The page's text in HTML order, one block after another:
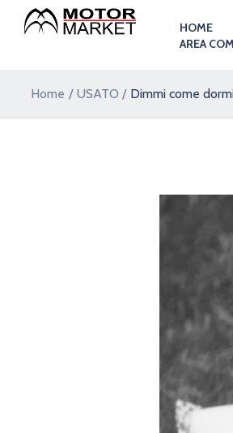
HOME
AREA
Home USATO Dimmi come